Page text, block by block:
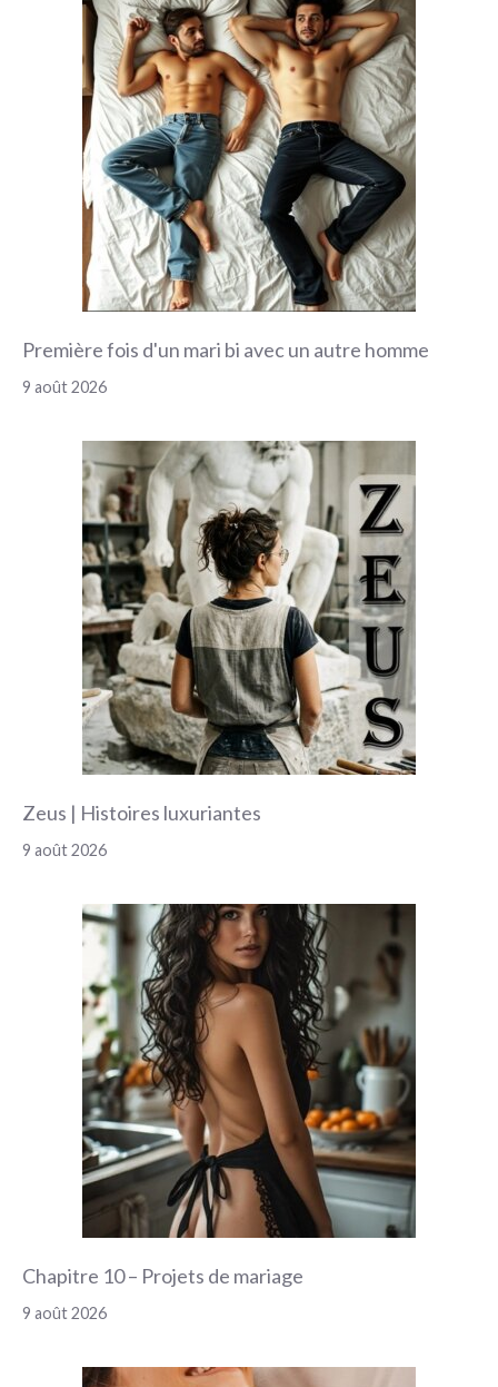
Première fois d'un mari bi avec un autre homme
9 août 2026
Zeus | Histoires luxuriantes
9 août 2026
Chapitre 10 – Projets de mariage
9 août 2026